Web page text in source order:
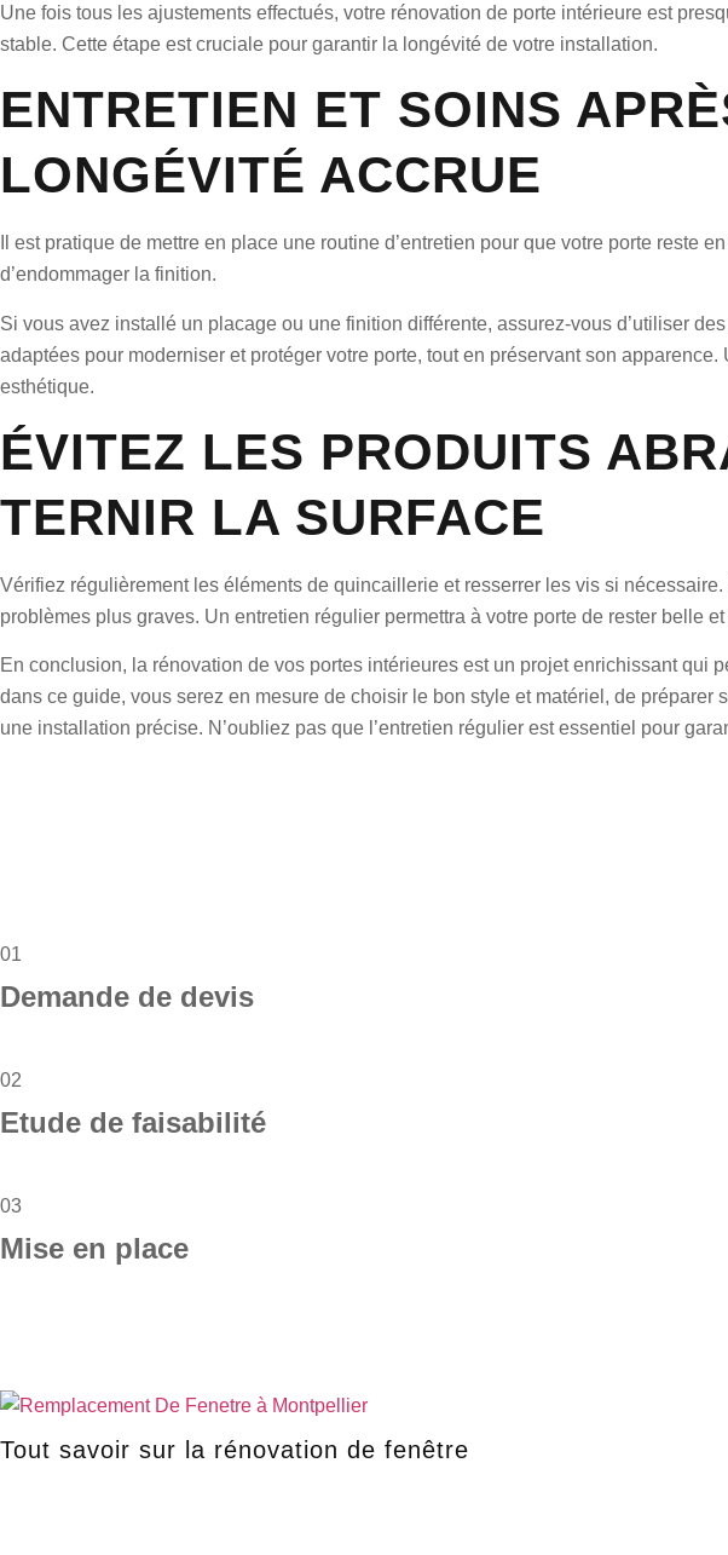
Une fois tous les ajustements effectués, votre rénovation de porte intérieure est
stable. Cette étape est cruciale pour garantir la longévité de votre installation.
ENTRETIEN ET SOINS
LONGÉVITÉ ACCRUE
Il est pratique de mettre en place une routine d’entretien pour que votre porte
d’endommager la finition.
Si vous avez installé un placage ou une finition différente, assurez-vous d’utiliser
adaptées pour moderniser et protéger votre porte, tout en préservant son
esthétique.
ÉVITEZ LES PRODUITS
TERNIR LA SURFACE
Vérifiez régulièrement les éléments de quincaillerie et resserrer les vis si
problèmes plus graves. Un entretien régulier permettra à votre porte de rester belle
En conclusion, la rénovation de vos portes intérieures est un projet enrichissant qui
dans ce guide, vous serez en mesure de choisir le bon style et matériel, de
une installation précise. N’oubliez pas que l’entretien régulier est essentiel pour
01
Demande de devis
02
Etude de faisabilité
03
Mise en place
Tout savoir sur la rénovation de fenêtre